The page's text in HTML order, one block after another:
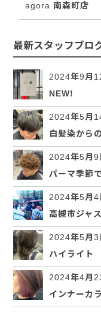
agora 南森町店
最新スタッフブロ
2024年9月
NEW!
2024年5月
白髪染から
2024年5月9
パーマ季節
2024年5月4
高槻市ジャ
2024年5月3
ハイライト
2024年4月
インナーカ